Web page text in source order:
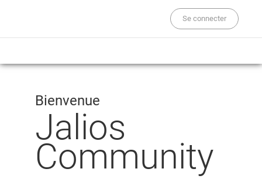
Se connecter
Bienvenue
Jalios
Community